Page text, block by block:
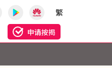
繁
申请按揭